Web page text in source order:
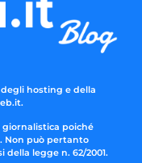
hosting e della
poiché
Non può pertanto
legge n. 62/2001.